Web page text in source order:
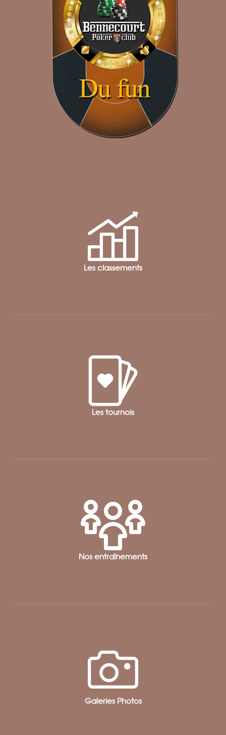
Les classements
Les tournois
Inscriptions au tournoi Freeroll
Nos entraînements
Galeries Photos